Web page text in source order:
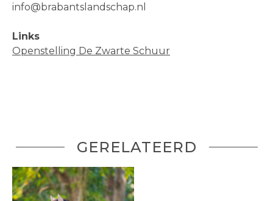
info@brabantslandschap.nl
Links
Openstelling De Zwarte Schuur
GERELATEERD